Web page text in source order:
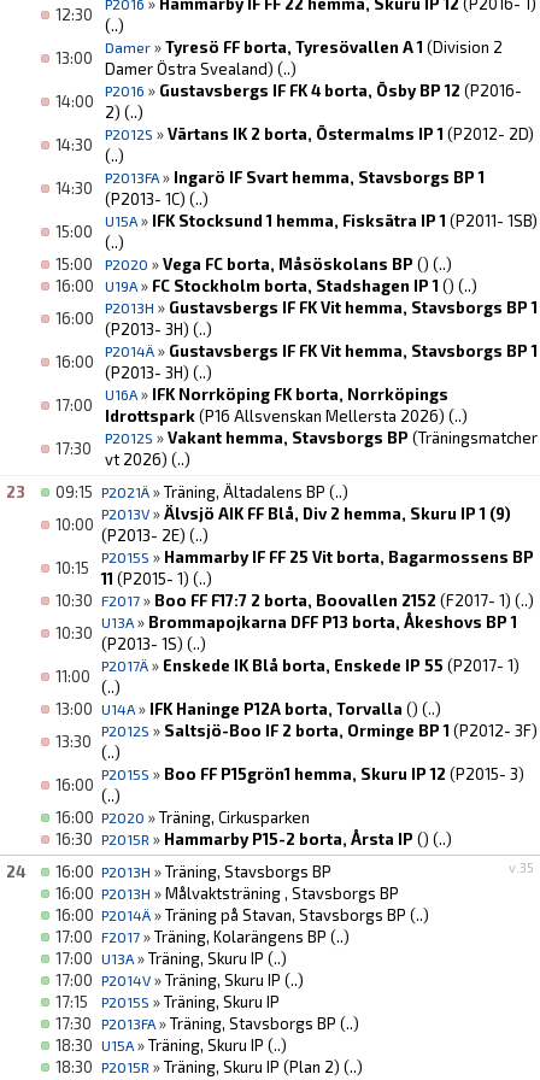
12:30
P2016
(..)
13:00
Damer »Tyresö FF borta, Tyresövallen A 1 (Division 2
Damer Östra Svealand) (..)
14:00
P2016 » Gustavsbergs IF FK 4 borta, Ösby BP 12 (P2016-
2) (..)
14:30
P2012S »Värtans IK 2 borta, Östermalms IP 1 (P2012- 2D)
(..)
14:30
P2013FA » Ingarö IF Svart hemma, Stavsborgs BP 1
(P2013- 1C) (..)
15:00
U15A » IFK Stocksund 1 hemma, Fisksätra IP 1 (P2011- 1SB)
(..)
15:00
P2020 »Vega FC borta, Måsöskolans BP () (..)
16:00
U19A » FC Stockholm borta, Stadshagen IP 1 () (..)
16:00
P2013H » Gustavsbergs IF FK Vit hemma, Stavsborgs BP 1
(P2013- 3H) (..)
16:00
P2014Ä » Gustavsbergs IF FK Vit hemma, Stavsborgs BP 1
(P2013- 3H) (..)
17:00
U16A » IFK Norrköping FK borta, Norrköpings
Idrottspark(P16 Allsvenskan Mellersta 2026) (..)
17:30
P2012S »Vakant hemma, Stavsborgs BP (Träningsmatcher
vt 2026) (..)
23
09:15 P2021Ä »Träning, Ältadalens BP (..)
10:00
P2013V »Älvsjö AIK FF Blå, Div 2 hemma, Skuru IP 1 (9)
(P2013- 2E) (..)
10:15
P2015S » Hammarby IF FF 25 Vit borta, Bagarmossens BP
11 (P2015- 1) (..)
10:30 F2017 » Boo FF F17:7 2 borta, Boovallen 2152 (F2017- 1) (..)
10:30
U13A » Brommapojkarna DFF P13 borta, Åkeshovs BP 1
(P2013- 1S) (..)
11:00
P2017Ä » Enskede IK Blå borta, Enskede IP 55 (P2017- 1)
(..)
13:00 U14A » IFK Haninge P12A borta, Torvalla () (..)
13:30
P2012S » Saltsjö-Boo IF 2 borta, Orminge BP 1 (P2012- 3F)
(..)
16:00
P2015S » Boo FF P15grön1 hemma, Skuru IP 12 (P2015- 3)
(..)
16:00 P2020 »Träning, Cirkusparken
16:30 P2015R » Hammarby P15-2 borta, Årsta IP () (..)
v.35
24 16:00 P2013H »Träning, Stavsborgs BP
16:00 P2013H »Målvaktsträning , Stavsborgs BP
16:00 P2014Ä »Träning på Stavan, Stavsborgs BP (..)
17:00 F2017 »Träning, Kolarängens BP (..)
17:00 U13A »Träning, Skuru IP (..)
17:00 P2014V »Träning, Skuru IP (..)
17:15
P2015S »Träning, Skuru IP
17:30
P2013FA »Träning, Stavsborgs BP (..)
18:30 U15A »Träning, Skuru IP (..)
18:30 P2015R »Träning, Skuru IP (Plan 2) (..)